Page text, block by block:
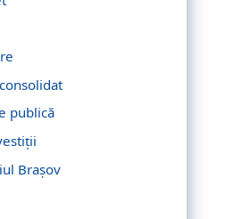
publică
Brașov